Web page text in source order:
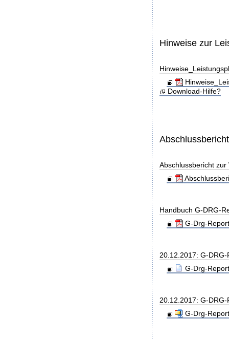
Hinweise zur
Download-Hilfe?
Abschlussbericht
Handbuch G-DRG-
G-Drg-
20.12.2017: G-
G-Drg-
20.12.2017: G-
G-Drg-